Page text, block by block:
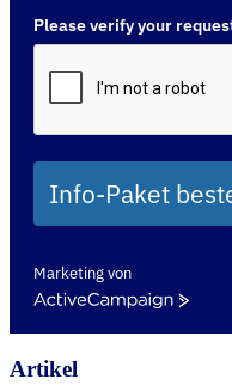
Please verify your
Info-Paket
Marketing von
ActiveCampaign
Artikel